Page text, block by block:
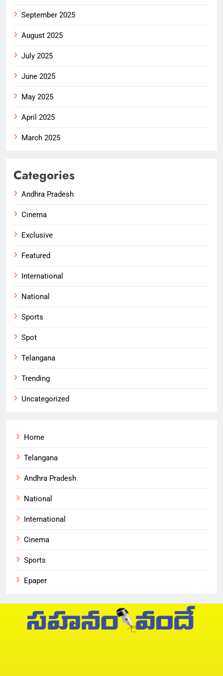
September 2025
August 2025
July 2025
June 2025
May 2025
April 2025
March 2025
Categories
Andhra Pradesh
Cinema
Exclusive
Featured
International
National
Sports
Spot
Telangana
Trending
Uncategorized
Home
Telangana
Andhra Pradesh
National
International
Cinema
Sports
Epaper